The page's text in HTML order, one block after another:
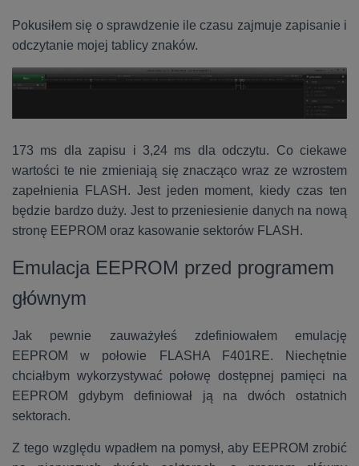
Pokusiłem się o sprawdzenie ile czasu zajmuje zapisanie i
odczytanie mojej tablicy znaków.
173 ms dla zapisu i 3,24 ms dla odczytu. Co ciekawe
wartości te nie zmieniają się znacząco wraz ze wzrostem
zapełnienia FLASH. Jest jeden moment, kiedy czas ten
będzie bardzo duży. Jest to przeniesienie danych na nową
stronę EEPROM oraz kasowanie sektorów FLASH.
Emulacja EEPROM przed programem
głównym
Jak pewnie zauważyłeś zdefiniowałem emulację
EEPROM w połowie FLASHA F401RE. Niechętnie
chciałbym wykorzystywać połowę dostępnej pamięci na
EEPROM gdybym definiował ją na dwóch ostatnich
sektorach.
Z tego względu wpadłem na pomysł, aby EEPROM zrobić